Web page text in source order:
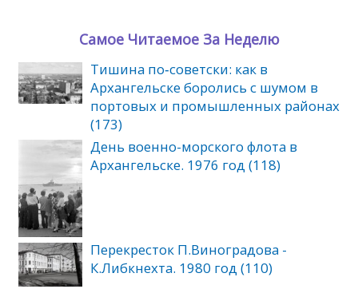
Самое Читаемое За Неделю
Тишина по‑советски: как в
Архангельске боролись с шумом в
портовых и промышленных районах
(173)
День военно-морского флота в
Архангельске. 1976 год (118)
Перекресток П.Виноградова -
К.Либкнехта. 1980 год (110)